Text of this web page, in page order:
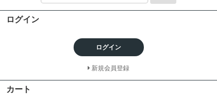
ログイン
ログイン
新規会員登録
カート